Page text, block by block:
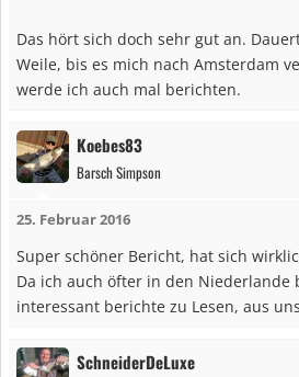
Das hört sich doch sehr gut an.
Weile, bis es mich nach Amsterdam
werde ich auch mal berichten.
Koebes83
Barsch Simpson
25. Februar 2016
Super schöner Bericht, hat sich
Da ich auch öfter in den Niederlande
interessant berichte zu Lesen, aus
SchneiderDeLuxe